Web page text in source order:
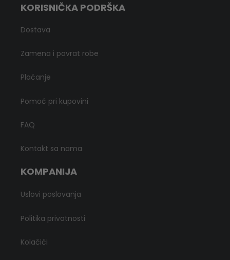
KORISNIČKA PODRŠKA
Dostava
Zamena i povrat robe
Plaćanje
Pomoć pri kupovini
FAQ
Kontakt sa nama
KOMPANIJA
Uslovi poslovanja
Politika privatnosti
Kolačići